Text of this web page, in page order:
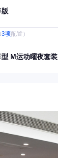
3项配置）
M运动曜夜套装